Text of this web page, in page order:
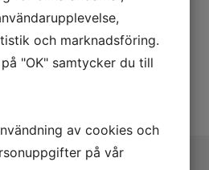
- vi ser fram emot nya
under nästa år.
År!
och marknadsföring.
"OK" samtycker du till
av cookies och
på vår